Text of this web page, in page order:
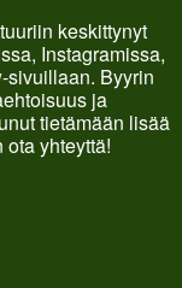
keskittynyt
Instagramissa,
sivuillaan. Byyrin
ja
tietämään lisää
yhteyttä!